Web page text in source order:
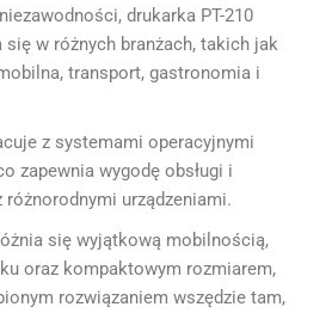
drukarka PT-210
w różnych branżach, takich jak
transport, gastronomia i
z systemami operacyjnymi
zapewnia wygodę obsługi i
różnorodnymi urządzeniami.
się wyjątkową mobilnością,
oraz kompaktowym rozmiarem,
rozwiązaniem wszędzie tam,